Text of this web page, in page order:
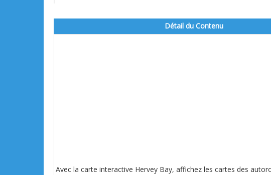
Détail du Contenu
Avec la carte interactive Hervey Bay, affichez les cartes des